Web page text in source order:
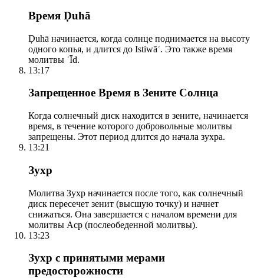
Время Ḍuhā
Ḍuhā начинается, когда солнце поднимается на высоту
одного копья, и длится до Istiwāʾ. Это также время
молитвы ʿĪd.
13:17
Запрещенное Время в Зените Солнца
Когда солнечный диск находится в зените, начинается
время, в течение которого добровольные молитвы
запрещены. Этот период длится до начала зухра.
13:21
Зухр
Молитва Зухр начинается после того, как солнечный
диск пересечет зенит (высшую точку) и начнет
снижаться. Она завершается с началом времени для
молитвы Аср (послеобеденной молитвы).
13:23
Зухр с принятыми мерами
предосторожности